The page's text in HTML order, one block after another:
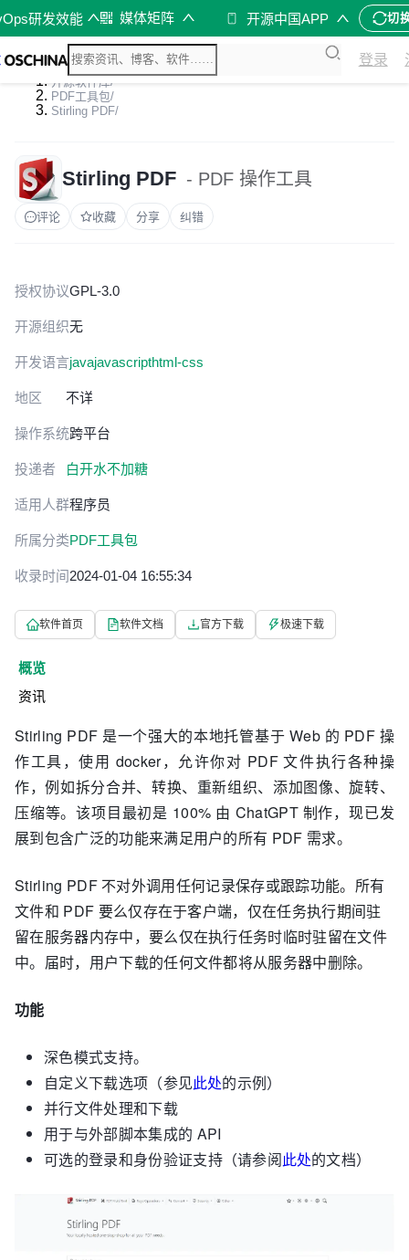
研发效能 媒体矩阵 开源中国APP 切
登录
开源软件库/
PDF工具包/
Stirling PDF/
Stirling PDF - PDF 操作工具
评论 收藏 分享 纠错
授权协议GPL-3.0
开源组织无
开发语言javajavascripthtml-css
地区 不详
操作系统跨平台
投递者 白开水不加糖
适用人群程序员
所属分类PDF工具包
收录时间2024-01-04 16:55:34
软件首页 软件文档 官方下载 极速下载
概览
资讯
Stirling PDF 是一个强大的本地托管基于 Web 的 PDF 操
作工具，使用 docker，允许你对 PDF 文件执行各种操
作，例如拆分合并、转换、重新组织、添加图像、旋转、
压缩等。该项目最初是 100% 由 ChatGPT 制作，现已发
展到包含广泛的功能来满足用户的所有 PDF 需求。
Stirling PDF 不对外调用任何记录保存或跟踪功能。所有
文件和 PDF 要么仅存在于客户端，仅在任务执行期间驻
留在服务器内存中，要么仅在执行任务时临时驻留在文件
中。届时，用户下载的任何文件都将从服务器中删除。
功能
深色模式支持。
自定义下载选项（参见此处的示例）
并行文件处理和下载
用于与外部脚本集成的 API
可选的登录和身份验证支持（请参阅此处的文档）